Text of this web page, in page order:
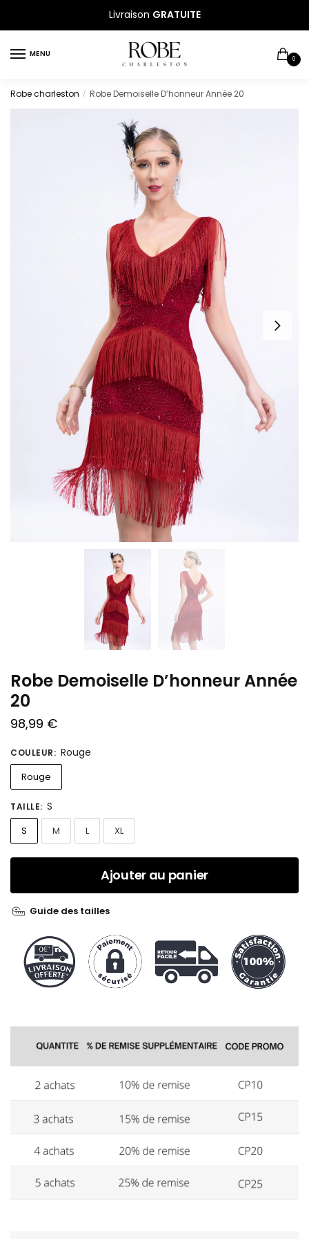
navigation
Livraison GRATUITE
MENU
0
Robe charleston / Robe Demoiselle D’honneur Année 20
Robe Demoiselle D’honneur Année
20
98,99 €
COULEUR: Rouge
Rouge
TAILLE: S
S M L XL
Ajouter au panier
Guide des tailles